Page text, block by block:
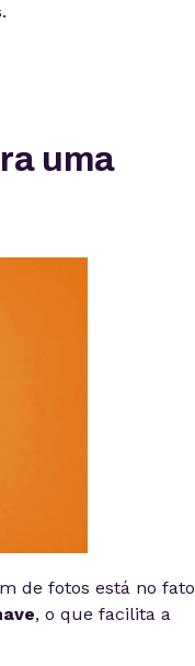
uma
de fotos está no fato
, o que facilita a